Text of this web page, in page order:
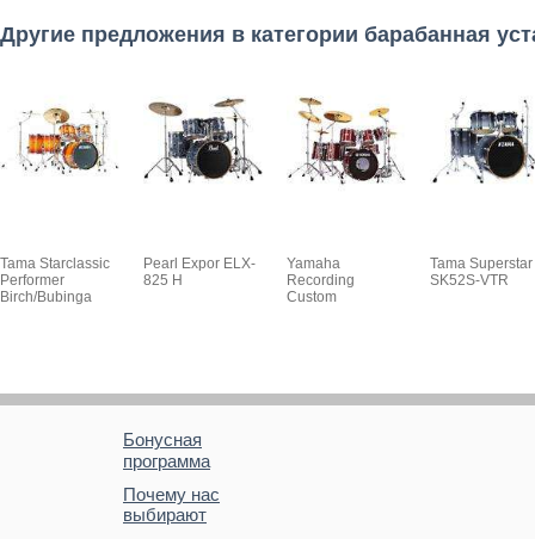
Другие предложения в категории барабанная
Tama Starclassic
Performer
Birch/Bubinga
Pearl Expor ELX-
825 H
Yamaha
Recording
Custom
Tama Superstar
SK52S-VTR
Бонусная
программа
Почему нас
выбирают